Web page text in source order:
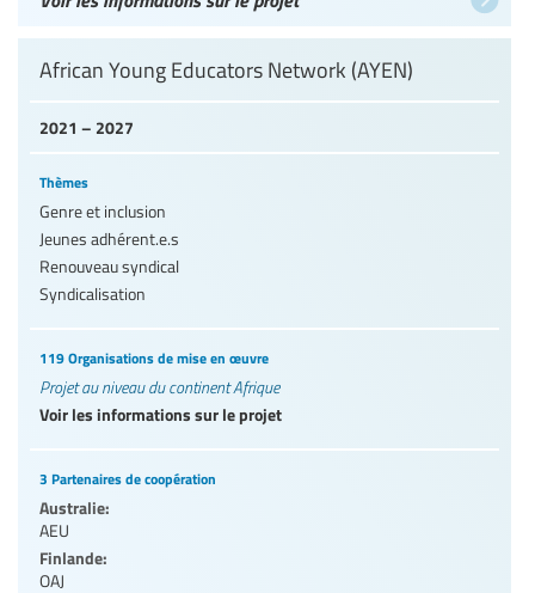
2021 – 2027
African Young Educators Network (AYEN)
Thèmes
Genre et inclusion
Jeunes adhérent.e.s
Renouveau syndical
Syndicalisation
119 Organisations de mise en œuvre
Projet au niveau du continent Afrique
Voir les informations sur le projet
3 Partenaires de coopération
Australie:
AEU
Finlande:
OAJ